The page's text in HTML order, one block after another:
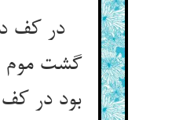
در کف
گشت
بود در